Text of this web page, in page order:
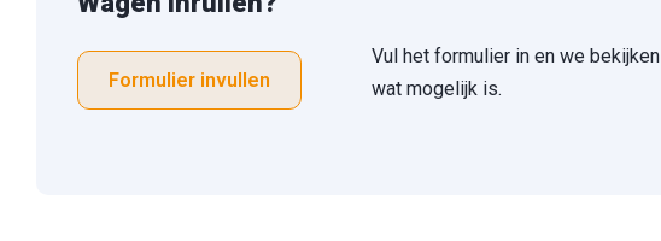
Formulier invullen
Vul het formulier in en we bekijken
wat mogelijk is.